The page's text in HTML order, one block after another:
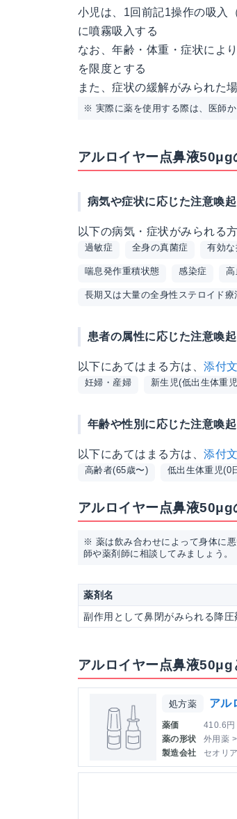
小児は、1回前記1操作の吸入
に噴霧吸入する
なお、年齢・体重・症状によ
を限度とする
また、症状の緩解がみられた
※ 実際に薬を使用する際は、医師
アルロイヤー点鼻液50μg
病気や症状に応じた注意喚起
以下の病気・症状がみられる方
過敏症 全身の真菌症 有効
喘息発作重積状態 感染症 高
長期又は大量の全身性ステロイド療
患者の属性に応じた注意喚起
以下にあてはまる方は、添付
妊婦・産婦 新生児(低出生体重
年齢や性別に応じた注意喚起
以下にあてはまる方は、添付
高齢者(65歳〜) 低出生体重児(0
アルロイヤー点鼻液
※ 薬は飲み合わせによって身体に
師や薬剤師に相談してみましょう。
薬剤名
副作用として鼻閉がみられる降圧
アルロイヤー点鼻液
処方薬 アル
薬価
410.6
薬の形状
外用薬
製造会社
セオリ